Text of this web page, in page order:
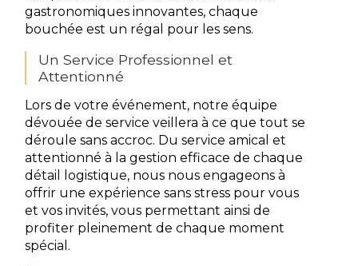
gastronomiques innovantes, chaque
bouchée est un régal pour les sens.
Un Service Professionnel et
Attentionné
Lors de votre événement, notre équipe
dévouée de service veillera à ce que tout se
déroule sans accroc. Du service amical et
attentionné à la gestion efficace de chaque
détail logistique, nous nous engageons à
offrir une expérience sans stress pour vous
et vos invités, vous permettant ainsi de
profiter pleinement de chaque moment
spécial.